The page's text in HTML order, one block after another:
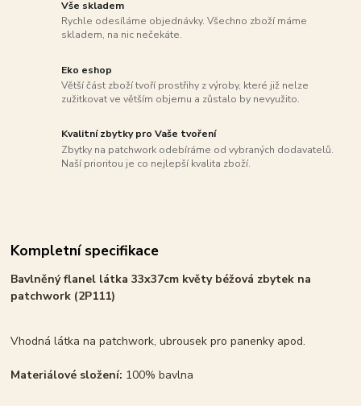
Vše skladem
Rychle odesíláme objednávky. Všechno zboží máme
skladem, na nic nečekáte.
Eko eshop
Větší část zboží tvoří prostřihy z výroby, které již nelze
zužitkovat ve větším objemu a zůstalo by nevyužito.
Kvalitní zbytky pro Vaše tvoření
Zbytky na patchwork odebíráme od vybraných dodavatelů.
Naší prioritou je co nejlepší kvalita zboží.
Kompletní specifikace
Bavlněný flanel látka 33x37cm květy béžová zbytek na
patchwork (2P111)
Vhodná látka na patchwork, ubrousek pro panenky apod.
Materiálové složení: 100% bavlna